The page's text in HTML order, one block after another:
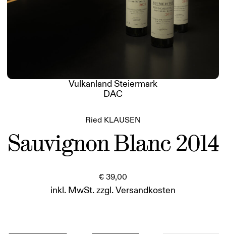
Vulkanland Steiermark
DAC
Ried KLAUSEN
Sauvignon Blanc 2014
€39,00
inkl. MwSt.zzgl.Versandkosten